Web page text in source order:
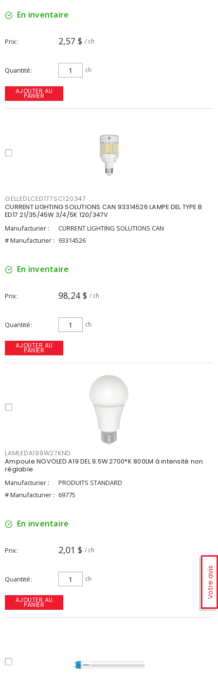
Votre avis
En inventaire
Prix 2,57 $ / ch
Quantité ch
AJOUTER AU
PANIER
GELLEDLCED177SC120347
CURRENT LIGHTING SOLUTIONS CAN 93314526 LAMPE DEL TYPE B
ED17 21/35/45W 3/4/5K 120/347V
Manufacturier :
CURRENT LIGHTING SOLUTIONS CAN
# Manufacturier : 93314526
En inventaire
Prix 98,24 $ / ch
Quantité ch
AJOUTER AU
PANIER
LAMLEDA199W27KND
Ampoule NOVOLED A19 DEL 9.5W 2700°K 800LM à intensité non
réglable
Manufacturier :
PRODUITS STANDARD
# Manufacturier : 69775
En inventaire
Prix 2,01 $ / ch
Quantité ch
AJOUTER AU
PANIER